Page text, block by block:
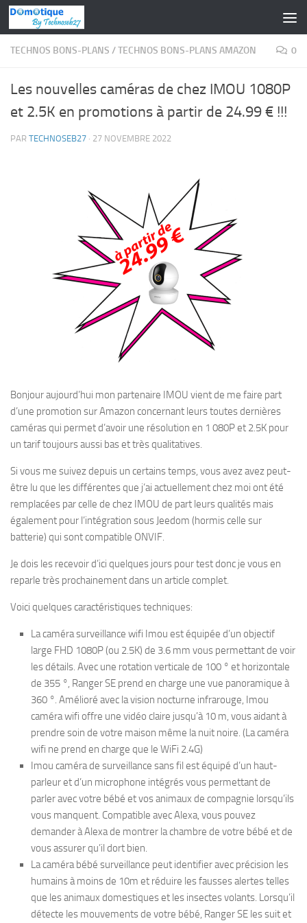
Skip to content
TECHNOS BONS-PLANS /TECHNOS BONS-PLANS AMAZON 0
Les nouvelles caméras de chez IMOU 1080P
et 2.5K en promotions à partir de 24.99 € !!!
PAR TECHNOSEB27 · 27 NOVEMBRE 2022
Bonjour aujourd’hui mon partenaire IMOU vient de me faire part
d’une promotion sur Amazon concernant leurs toutes dernières
caméras qui permet d’avoir une résolution en 1 080P et 2.5K pour
un tarif toujours aussi bas et très qualitatives.
Si vous me suivez depuis un certains temps, vous avez avez peut-
être lu que les différentes que j’ai actuellement chez moi ont été
remplacées par celle de chez IMOU de part leurs qualités mais
également pour l’intégration sous Jeedom (hormis celle sur
batterie) qui sont compatible ONVIF.
Je dois les recevoir d’ici quelques jours pour test donc je vous en
reparle très prochainement dans un article complet.
Voici quelques caractéristiques techniques:
La caméra surveillance wifi Imou est équipée d’un objectif
large FHD 1080P (ou 2.5K) de 3.6 mm vous permettant de voir
les détails. Avec une rotation verticale de 100 ° et horizontale
de 355 °, Ranger SE prend en charge une vue panoramique à
360 °. Amélioré avec la vision nocturne infrarouge, Imou
caméra wifi offre une vidéo claire jusqu’à 10 m, vous aidant à
prendre soin de votre maison même la nuit noire. (La caméra
wifi ne prend en charge que le WiFi 2.4G)
Imou caméra de surveillance sans fil est équipé d’un haut-
parleur et d’un microphone intégrés vous permettant de
parler avec votre bébé et vos animaux de compagnie lorsqu’ils
vous manquent. Compatible avec Alexa, vous pouvez
demander à Alexa de montrer la chambre de votre bébé et de
vous assurer qu’il dort bien.
La caméra bébé surveillance peut identifier avec précision les
humains à moins de 10m et réduire les fausses alertes telles
que les animaux domestiques et les insectes volants. Lorsqu’il
détecte les mouvements de votre bébé, Ranger SE les suit et